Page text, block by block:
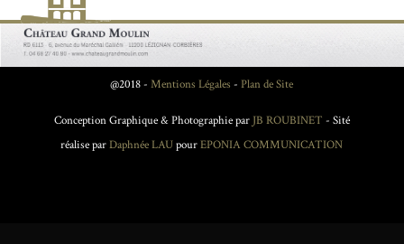
@2018 - Mentions Légales - Plan de Site
Conception Graphique & Photographie par JB ROUBINET - Sité
réalise parDaphnée LAUpourEPONIA COMMUNICATION